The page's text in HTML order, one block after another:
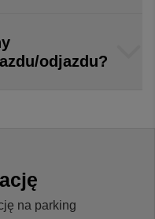
odjazdu?
na parking